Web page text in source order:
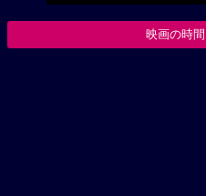
映画の時